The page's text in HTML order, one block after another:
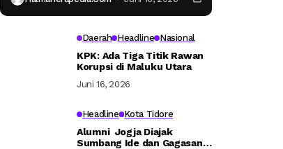
Daerah Headline Nasional
KPK: Ada Tiga Titik Rawan
Korupsi di Maluku Utara
Juni 16, 2026
Headline Kota Tidore
Alumni Jogja Diajak
Sumbang Ide dan Gagasan